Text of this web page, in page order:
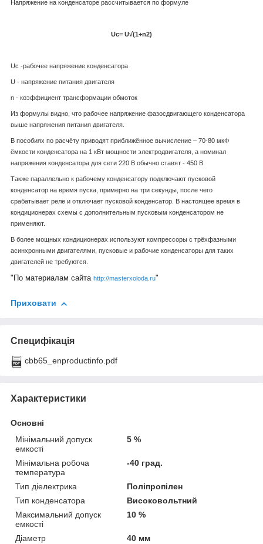
Напряжение на конденсаторе рассчитывается по формуле
Uc= U√(1+n2)
Uc -рабочее напряжение конденсатора
U - напряжение питания двигателя
n - коэффициент трансформации обмоток
Из формулы видно, что рабочее напряжение фазосдвигающего конденсатора
выше напряжения питания двигателя.
В пособиях по расчёту приводят приближённое вычисление – 70-80 мкФ
ёмкости конденсатора на 1 кВт мощности электродвигателя, а номинал
напряжения конденсатора для сети 220 В обычно ставят - 450 В.
Также параллельно к рабочему конденсатору подключают пусковой
конденсатор на время пуска, примерно на три секунды, после чего
срабатывает реле и отключает пусковой конденсатор. В настоящее время в
кондиционерах схемы с дополнительным пусковым конденсатором не
применяют.
В более мощных кондиционерах используют компрессоры с трёхфазными
асинхронными двигателями, пусковые и рабочие конденсаторы для таких
двигателей не требуются.
"По материалам сайта http://masterxoloda.ru"
Приховати
Специфікація
cbb65_enproductinfo.pdf
Характеристики
Основні
Мінімальний допуск
емкості
5 %
Мінімальна робоча
температура
-40 град.
Тип діелектрика
Поліпропілен
Тип конденсатора
Високовольтний
Максимальний допуск
емкості
10 %
Діаметр
40 мм